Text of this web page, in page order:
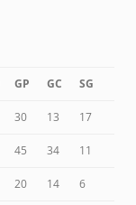
GP GC SG
30 13 17
45 34 11
20 14 6